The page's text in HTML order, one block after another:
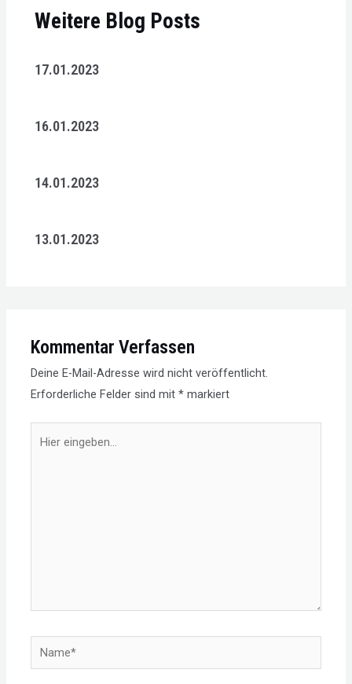
Weitere Blog Posts
17.01.2023
16.01.2023
14.01.2023
13.01.2023
Kommentar Verfassen
Deine E-Mail-Adresse wird nicht veröffentlicht.
Erforderliche Felder sind mit* markiert
Name*